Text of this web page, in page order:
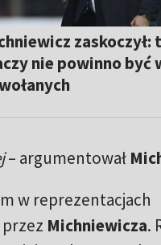
zaskoczył:
nie powinno być
– argumentował
w reprezentacjach
Michniewicza.